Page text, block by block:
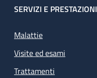
SERVIZI E PRESTAZIONI
Malattie
Visite ed esami
Trattamenti